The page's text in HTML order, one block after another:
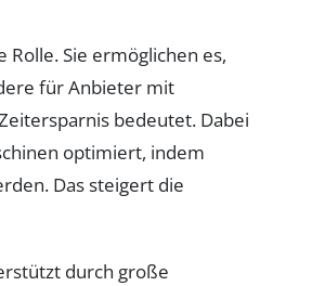
Sie ermöglichen es,
für Anbieter mit
bedeutet. Dabei
optimiert, indem
Das steigert die
durch große